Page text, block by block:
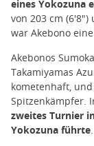
eines Yokozuna
von 203 cm (6'8")
war Akebono
Akebonos
Takamiyamas
kometenhaft,
Spitzenkämpfer.
zweites Turnier
Yokozuna führte